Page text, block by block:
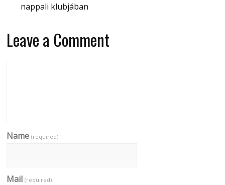
nappali klubjában
Leave a Comment
Name(required)
Mail(required)